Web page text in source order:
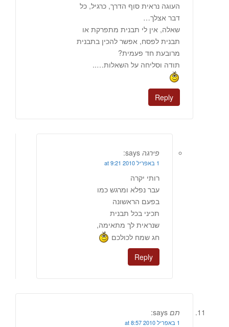
העוגה נראית סוף הדרך, כרגיל, כל
דבר אצלך…
שאלה, אין לי תבנית מתפרקת או
תבנית לפסח, אפשר להכין בתבנית
מרובעת חד פעמית?
תודה וסליחה על השאלות…..
Reply
פירגה says:
1 באפריל 2010 at 9:21
רותי יקרה
עבר נפלא ומרגש כמו
בפעם הראשונה
תכיני בכל תבנית
שנראית לך מתאימה,
חג שמח לכולכם
Reply
תם says:
1 באפריל 2010 at 8:57